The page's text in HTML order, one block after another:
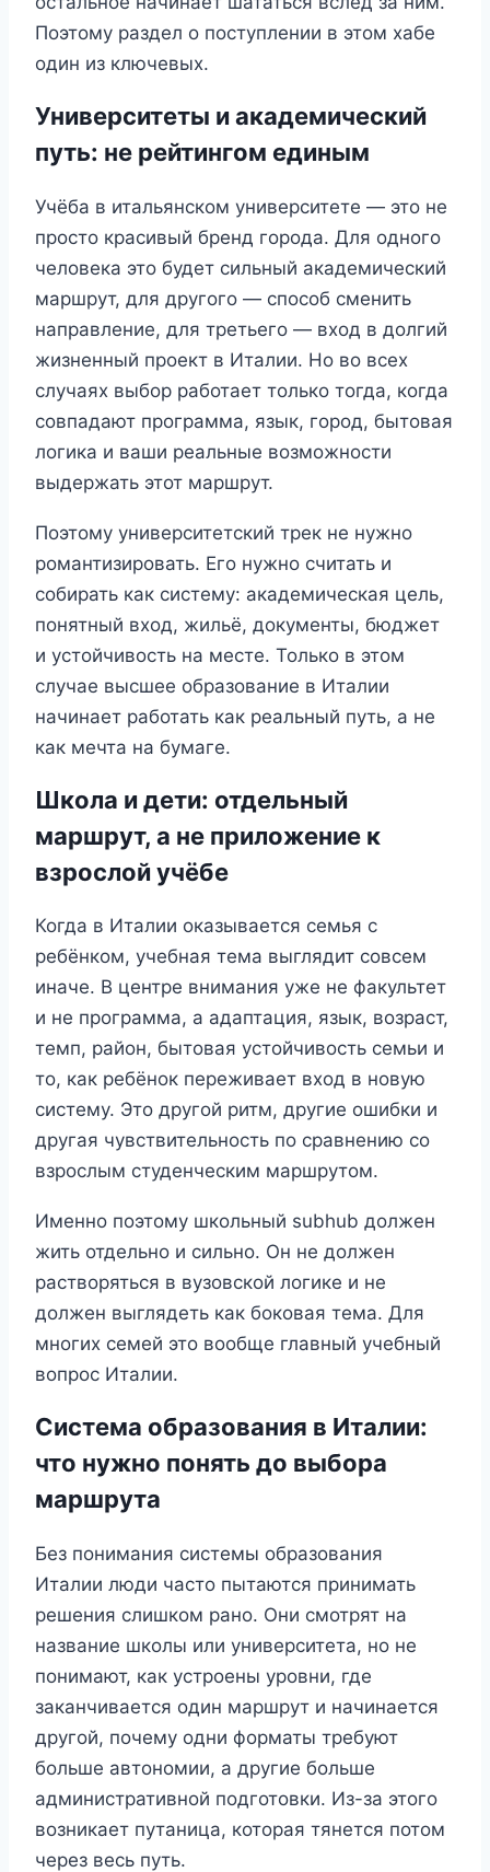
Поэтому раздел о поступлении в этом хабе
один из ключевых.
Университеты и академический
путь: не рейтингом единым
Учёба в итальянском университете — это не
просто красивый бренд города. Для одного
человека это будет сильный академический
маршрут, для другого — способ сменить
направление, для третьего — вход в долгий
жизненный проект в Италии. Но во всех
случаях выбор работает только тогда, когда
совпадают программа, язык, город, бытовая
логика и ваши реальные возможности
выдержать этот маршрут.
Поэтому университетский трек не нужно
романтизировать. Его нужно считать и
собирать как систему: академическая цель,
понятный вход, жильё, документы, бюджет
и устойчивость на месте. Только в этом
случае высшее образование в Италии
начинает работать как реальный путь, а не
как мечта на бумаге.
Школа и дети: отдельный
маршрут, а не приложение к
взрослой учёбе
Когда в Италии оказывается семья с
ребёнком, учебная тема выглядит совсем
иначе. В центре внимания уже не факультет
и не программа, а адаптация, язык, возраст,
темп, район, бытовая устойчивость семьи и
то, как ребёнок переживает вход в новую
систему. Это другой ритм, другие ошибки и
другая чувствительность по сравнению со
взрослым студенческим маршрутом.
Именно поэтому школьный subhub должен
жить отдельно и сильно. Он не должен
растворяться в вузовской логике и не
должен выглядеть как боковая тема. Для
многих семей это вообще главный учебный
вопрос Италии.
Система образования в Италии:
что нужно понять до выбора
маршрута
Без понимания системы образования
Италии люди часто пытаются принимать
решения слишком рано. Они смотрят на
название школы или университета, но не
понимают, как устроены уровни, где
заканчивается один маршрут и начинается
другой, почему одни форматы требуют
больше автономии, а другие больше
административной подготовки. Из-за этого
возникает путаница, которая тянется потом
через весь путь.